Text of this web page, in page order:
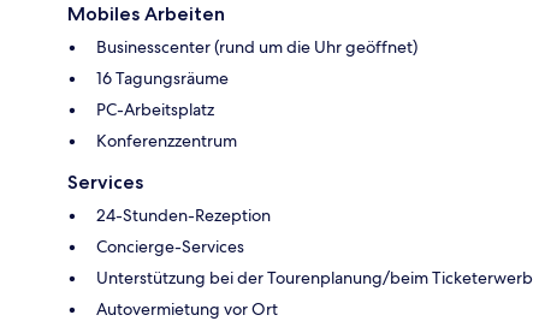
Mobiles Arbeiten
Businesscenter (rund um die Uhr geöffnet)
16 Tagungsräume
PC-Arbeitsplatz
Konferenzzentrum
Services
24-Stunden-Rezeption
Concierge-Services
Unterstützung bei der Tourenplanung/beim Ticketerwerb
Autovermietung vor Ort